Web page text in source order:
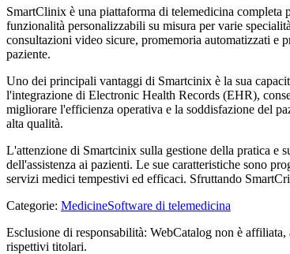
SmartClinix è una piattaforma di telemedicina completa
funzionalità personalizzabili su misura per varie
consultazioni video sicure, promemoria automatizzati e
paziente.
Uno dei principali vantaggi di Smartcinix è la sua
l'integrazione di Electronic Health Records (EHR),
migliorare l'efficienza operativa e la soddisfazione del
alta qualità.
L'attenzione di Smartcinix sulla gestione della pratica e
dell'assistenza ai pazienti. Le sue caratteristiche sono
servizi medici tempestivi ed efficaci. Sfruttando
Categorie: MedicineSoftware di telemedicina
Esclusione di responsabilità: WebCatalog non è
rispettivi titolari.